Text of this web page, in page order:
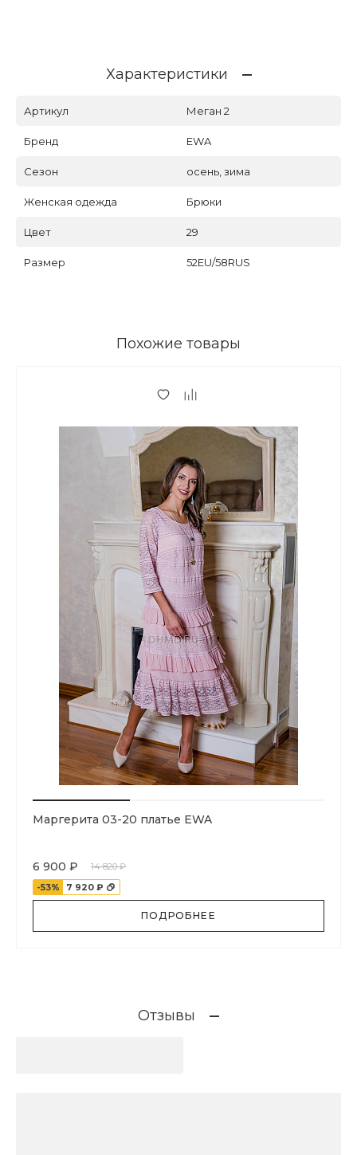
Характеристики
Артикул Меган 2
Бренд EWA
Сезон осень, зима
Женская одежда Брюки
Цвет 29
Размер 52EU/58RUS
Похожие товары
Маргерита 03-20 платье EWA
6 900 ₽
14 820 ₽
-53%
7 920 ₽
ПОДРОБНЕЕ
Отзывы